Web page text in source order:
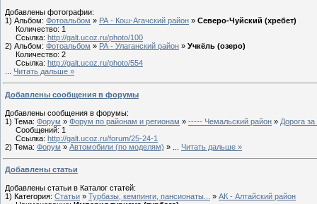
Добавлены фотографии:
1) Альбом: Фотоальбом » РА - Кош-Агачский район » Северо-Чуйский (хребет)
Количество: 1
Ссылка: http://galt.ucoz.ru/photo/100
2) Альбом: Фотоальбом » РА - Улаганский район » Учкёль (озеро)
Количество: 2
Ссылка: http://galt.ucoz.ru/photo/554
Читать дальше »
Добавлены сообщения в форумы
Добавлены сообщения в форумы:
1) Тема: Форум » Форум по районам и регионам » ----- Чемальский район » Дорога
Сообщений: 1
Ссылка: http://galt.ucoz.ru/forum/25-24-1
2) Тема: Форум » Автомобили (по моделям) » Читать дальше »
Добавлены статьи
Добавлены статьи в Каталог статей:
1) Категория: Статьи » Турбазы, кемпинги, пансионаты... » АК - Алтайский район